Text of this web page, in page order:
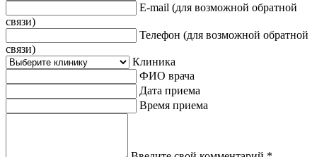
E-mail (для возможной обратной
связи)
Телефон (для возможной обратной
связи)
Клиника
ФИО врача
Дата приема
Время приема